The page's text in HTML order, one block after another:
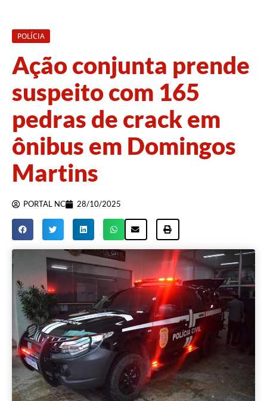
POLÍCIA
Ação conjunta prende
suspeito com 165
pedras de crack em
ônibus em Domingos
Martins
PORTAL NC 28/10/2025